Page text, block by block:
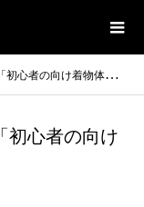
向け着物体験セミナー」
初心者の向け